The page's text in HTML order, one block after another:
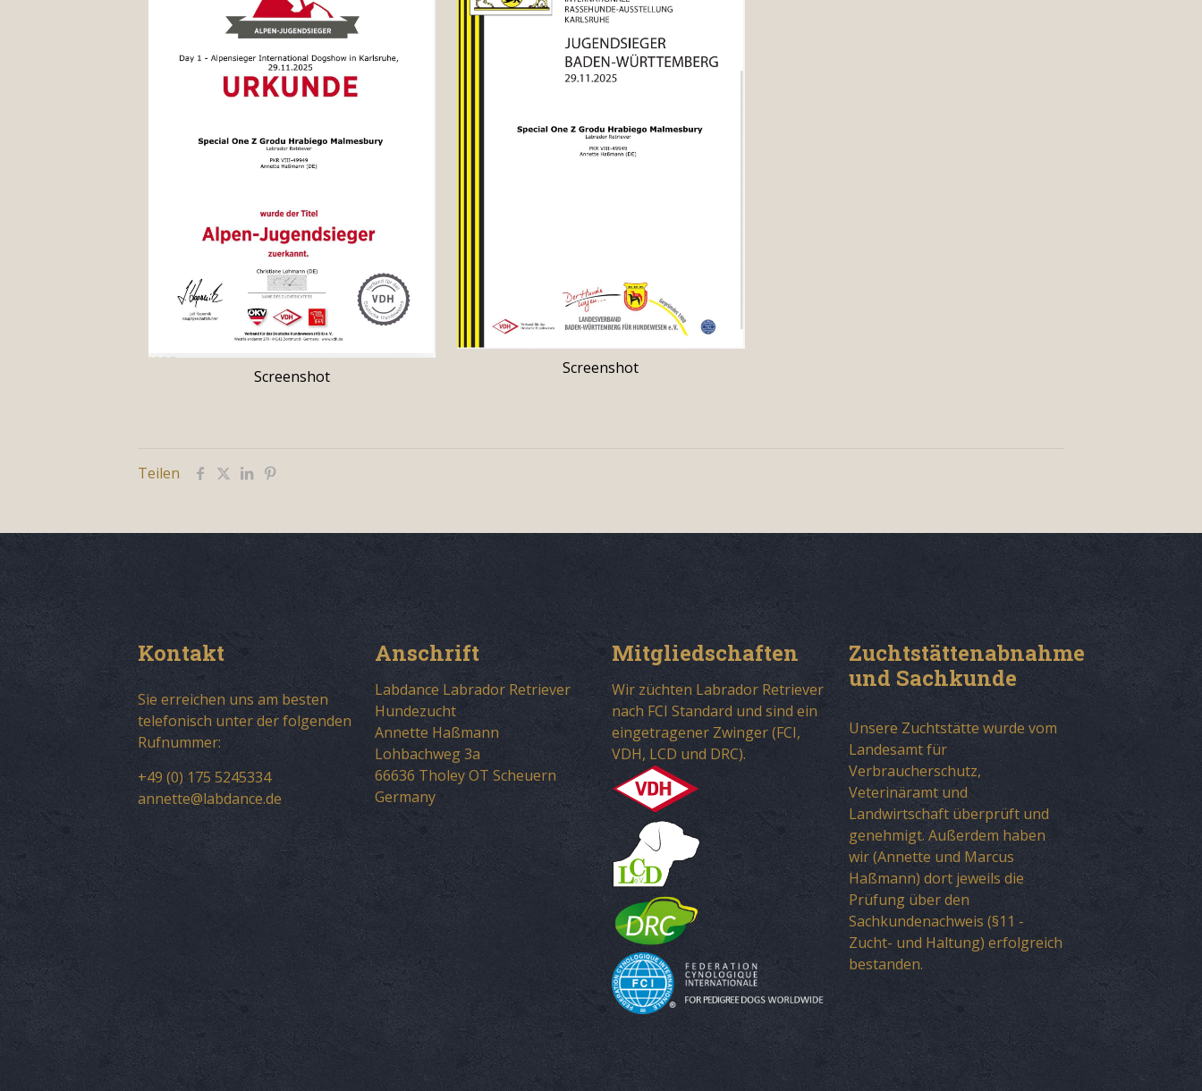
Screenshot Screenshot
Teilen
Kontakt
Sie erreichen uns am besten
telefonisch unter der folgenden
Rufnummer:
+49 (0) 175 5245334
annette@labdance.de
Anschrift
Labdance Labrador Retriever
Hundezucht
Annette Haßmann
Lohbachweg 3a
66636 Tholey OT Scheuern
Germany
Mitgliedschaften
Wir züchten Labrador Retriever
nach FCI Standard und sind ein
eingetragener Zwinger (FCI,
VDH, LCD und DRC).
Zuchtstättenabnahme
und Sachkunde
Unsere Zuchtstätte wurde vom
Landesamt für
Verbraucherschutz,
Veterinäramt und
Landwirtschaft überprüft und
genehmigt. Außerdem haben
wir (Annette und Marcus
Haßmann) dort jeweils die
Prüfung über den
Sachkundenachweis (§11 -
Zucht- und Haltung) erfolgreich
bestanden.